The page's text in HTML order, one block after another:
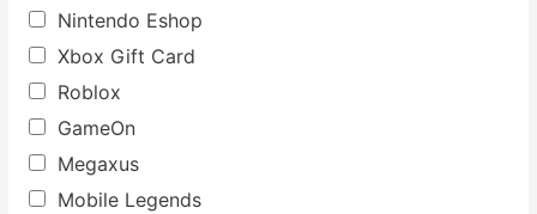
Nintendo Eshop
Xbox Gift Card
Roblox
GameOn
Megaxus
Mobile Legends